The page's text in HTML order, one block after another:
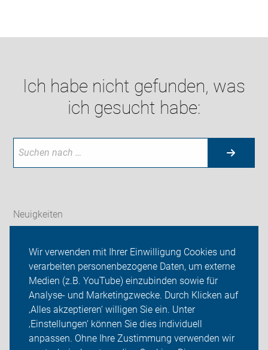
Wir verwenden mit Ihrer Einwilligung Cookies und
verarbeiten personenbezogene Daten, um externe
Medien (z.B. YouTube) einzubinden sowie für
Analyse- und Marketingzwecke. Durch Klicken auf
‚Alles akzeptieren‘ willigen Sie ein. Unter
‚Einstellungen‘ können Sie dies individuell
anpassen. Ohne Ihre Zustimmung verwenden wir
Ich habe nicht gefunden, was
ich gesucht habe:
Neuigkeiten
Verkehrspolitik des ADFC Mainz-Bingen
Sei dabei
Presse